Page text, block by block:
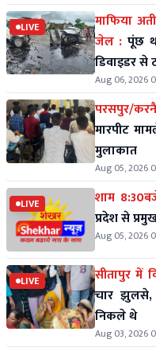
LIVE
माफिया
जेल : पूंछ
डिवाइडर से
Aug 06, 2026
मारपीट
मुलाकात
Aug 05, 2026
LIVE शाम
प्रदेश से
Aug 05, 2026
LIVE
चार
निकले थे
Aug 03, 2026